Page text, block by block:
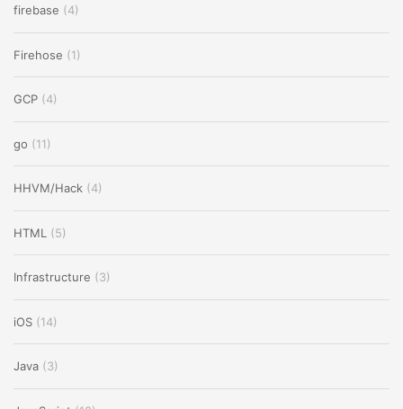
firebase (4)
Firehose (1)
GCP (4)
go (11)
HHVM/Hack (4)
HTML (5)
Infrastructure (3)
iOS (14)
Java (3)